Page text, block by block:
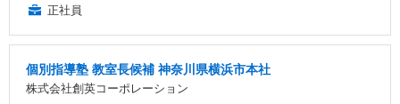
正社員
個別指導塾 教室長候補 神奈川県横浜市本社
株式会社創英コーポレーション